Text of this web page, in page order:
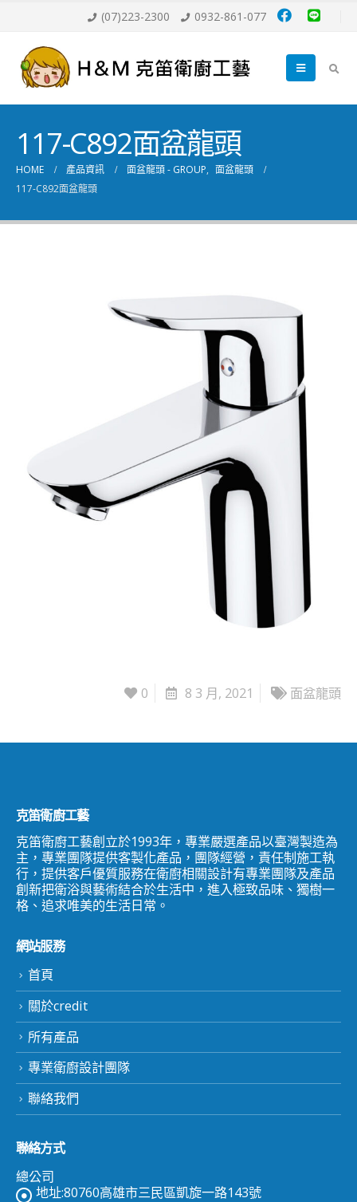
(07)223-2300 0932-861-077
117-C892面盆龍頭
HOME 產品資訊 面盆龍頭 - GROUP, 面盆龍頭
117-C892面盆龍頭
0 8 3 月, 2021 面盆龍頭
克笛衛廚工藝
克笛衛廚工藝創立於1993年，專業嚴選產品以臺灣製造為
主，專業團隊提供客製化產品，團隊經營，責任制施工執
行，提供客戶優質服務在衛廚相關設計有專業團隊及產品
創新把衛浴與藝術結合於生活中，進入極致品味、獨樹一
格、追求唯美的生活日常。
網站服務
首頁
關於credit
所有產品
專業衛廚設計團隊
聯絡我們
聯絡方式
總公司
地址:80760高雄市三民區凱旋一路143號